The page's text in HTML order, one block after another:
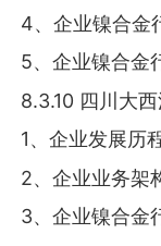
4、企业镍合金
5、企业镍合金
8.3.10 四川大
1、企业发展历
2、企业业务架
3、企业镍合金